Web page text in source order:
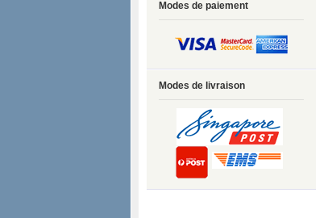
Modes de paiement
Modes de livraison